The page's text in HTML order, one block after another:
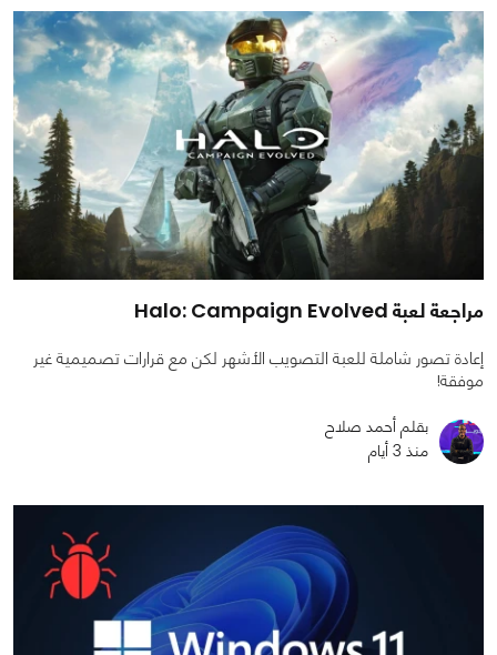
مراجعة لعبة Halo: Campaign Evolved
إعادة تصور شاملة للعبة التصويب الأشهر لكن مع قرارات تصميمية غير
موفقة!
بقلم أحمد صلاح
منذ 3 أيام